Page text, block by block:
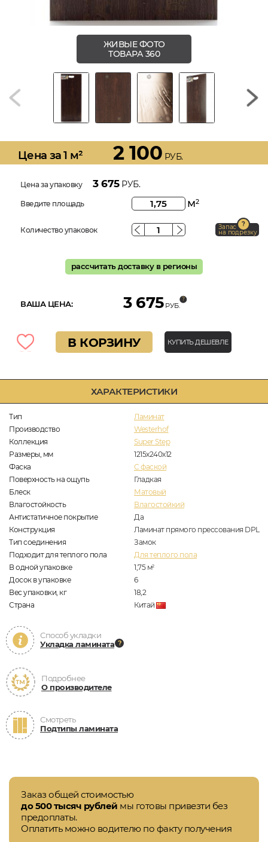
ХАРАКТЕРИСТИКИ
Тип
Ламинат
Производство
Westerhof
Коллекция
Super Step
Размеры, мм
1215x240x12
Фаска
C фаской
Поверхность на ощупь
Гладкая
Блеск
Матовый
Влагостойкость
Влагостойкий
Антистатичное покрытие
Да
Конструкция
Ламинат прямого прессования DPL
Тип соединения
Замок
Подходит для теплого пола
Для теплого пола
В одной упаковке
1,75 м2
Досок в упаковке
6
Вес упаковки, кг
18,2
Страна
Китай
Способ укладки
Укладка ламината
Подробнее
О производителе
Смотреть
Подтипы ламината
ЖИВЫЕ ФОТО
ТОВАРА 360
Цена за 1 м² 2 100 РУБ.
Цена за упаковку 3 675РУБ.
Введите площадь м2
Количество упаковок Запас
на подрезку
рассчитать доставку в регионы
ВАША ЦЕНА: 3 675 РУБ.
В КОРЗИНУ КУПИТЬ ДЕШЕВЛЕ
Заказ общей стоимостью
до 500 тысяч рублей мы готовы привезти без
предоплаты.
Оплатить можно водителю по факту получения